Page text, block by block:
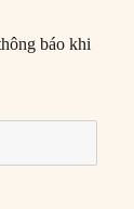
báo khi